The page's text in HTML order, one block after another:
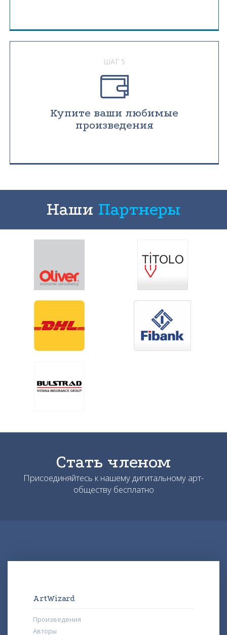
ШАГ 5
Купите ваши любимые
произведения
Наши Партнеры
Стать членом
Присоединяйтесь к нашему дигитальному арт-
обществу бесплатно
ArtWizard
Произведения
Авторы